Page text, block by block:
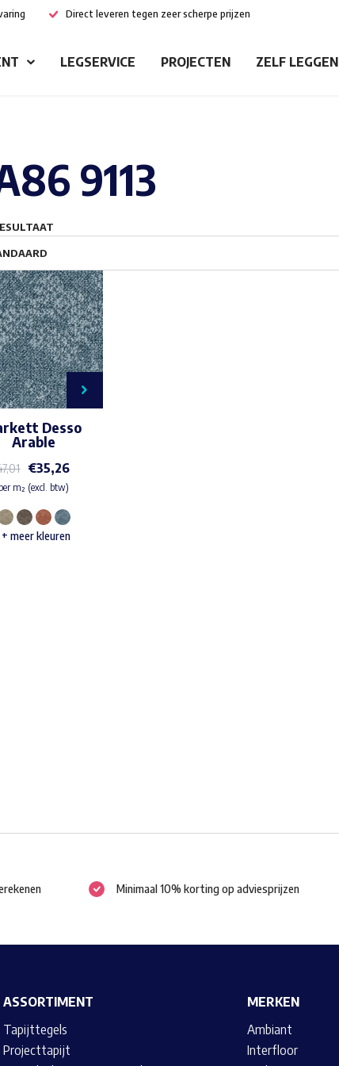
Direct leveren tegen zeer scherpe prijzen
LEGSERVICE PROJECTEN ZELF LEGGEN
9113
Desso
Arable
€35,26
per m² (excl. btw)
Dit
+ meer kleuren
Minimaal 10% korting op adviesprijzen
ASSORTIMENT
Tapijttegels
Projecttapijt
MERKEN
Ambiant
Interfloor